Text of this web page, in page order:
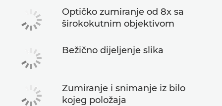
Optičko zumiranje od 8x sa
širokokutnim objektivom
Bežično dijeljenje slika
Zumiranje i snimanje iz bilo
kojeg položaja